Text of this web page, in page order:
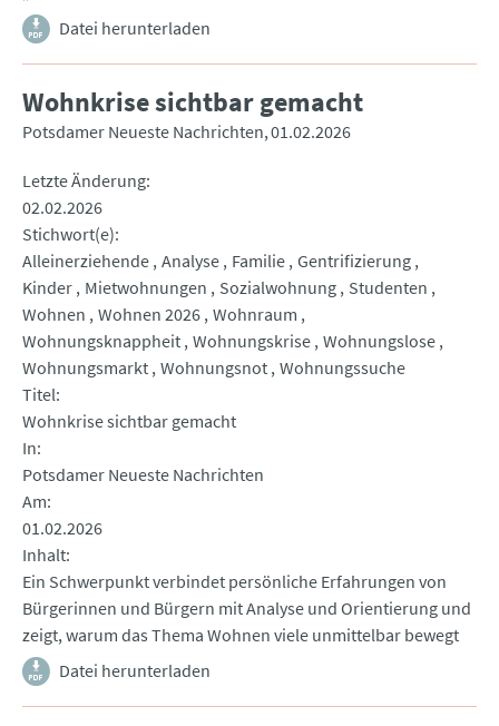
Datei herunterladen
Wohnkrise sichtbar gemacht
Potsdamer Neueste Nachrichten 01.02.2026
Letzte Änderung
02.02.2026
Stichwort(e)
Alleinerziehende Analyse Familie Gentrifizierung
Kinder Mietwohnungen Sozialwohnung Studenten
Wohnen Wohnen 2026 Wohnraum
Wohnungsknappheit Wohnungskrise Wohnungslose
Wohnungsmarkt Wohnungsnot Wohnungssuche
Titel
Wohnkrise sichtbar gemacht
In
Potsdamer Neueste Nachrichten
Am
01.02.2026
Inhalt
Ein Schwerpunkt verbindet persönliche Erfahrungen von
Bürgerinnen und Bürgern mit Analyse und Orientierung und
zeigt, warum das Thema Wohnen viele unmittelbar bewegt
Datei herunterladen